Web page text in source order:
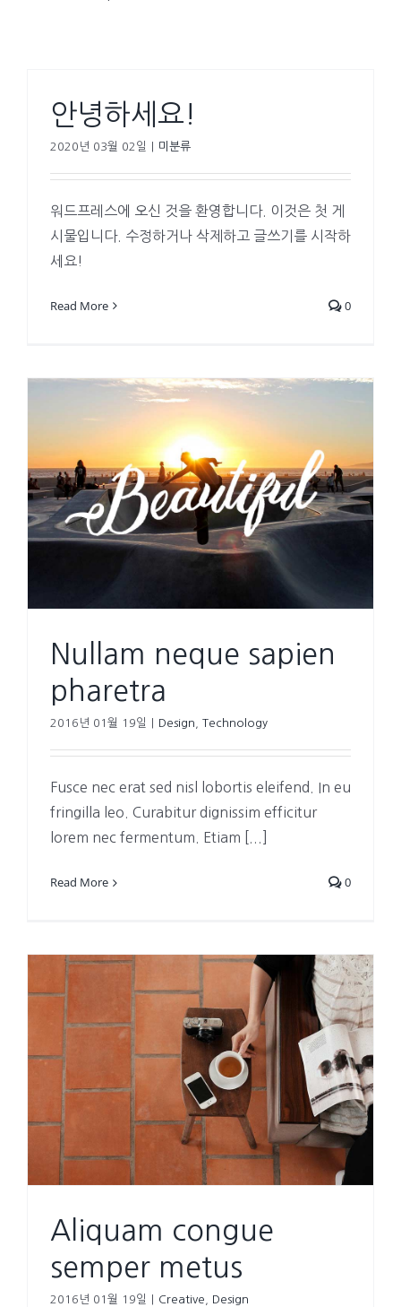
안녕하세요!
2020년 03월 02일 미분류
워드프레스에 오신 것을 환영합니다. 이것은 첫 게
시물입니다. 수정하거나 삭제하고 글쓰기를 시작하
세요!
Read More 0
Nullam neque sapien
pharetra
2016년 01월 19일 Design Technology
Fusce nec erat sed nisl lobortis eleifend. In eu
fringilla leo. Curabitur dignissim efficitur
lorem nec fermentum. Etiam [...]
Read More 0
Aliquam congue
semper metus
2016년 01월 19일 Creative Design